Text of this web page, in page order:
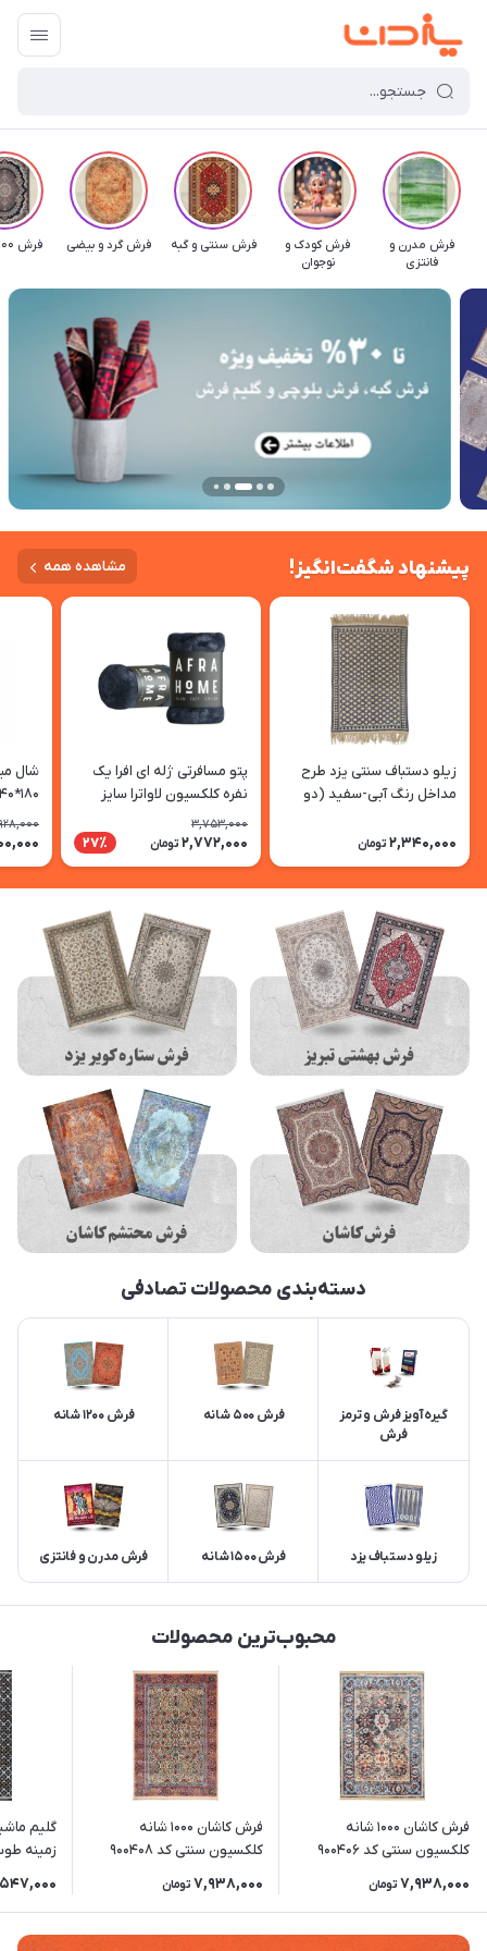
فرش مدرن و
فانتزی
فرش کودک و
نوجوان
فرش سنتی و گبه فرش گرد و بیضی فرش 700 شانه
پیشنهاد شگفت‌انگیز! مشاهده همه
زیلو دستباف سنتی یزد طرح
مداخل رنگ آبی-سفید (دو
2,340,000 تومان
پتو مسافرتی ژله ای افرا یک
نفره کلکسیون لاواترا سایز
210*155 سانتی متر رنگ نوک
مدادی
3,753,000
2,772,000 تومان 27٪
شال
180*140 رنگ نوک مدادی
دسته‌بندی محصولات تصادفی
گیره آویز فرش و ترمز
فرش
فرش 500 شانه فرش 1200 شانه
زیلو دستباف یزد فرش 1500 شانه فرش مدرن و فانتزی
محبوب‌ترین محصولات
فرش کاشان 1000 شانه
کلکسیون سنتی کد 900406
زمینه خاکستری
7,938,000 تومان
فرش کاشان 1000 شانه
کلکسیون سنتی کد 900408
7,938,000 تومان
زمینه